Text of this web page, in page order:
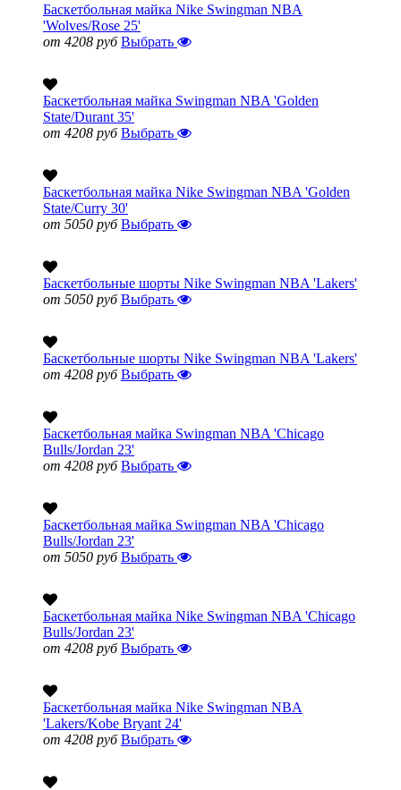
Баскетбольная майка Nike Swingman NBA
'Wolves/Rose 25'
от 4208 руб Выбрать
Баскетбольная майка Swingman NBA 'Golden
State/Durant 35'
от 4208 руб Выбрать
Баскетбольная майка Nike Swingman NBA 'Golden
State/Curry 30'
от 5050 руб Выбрать
Баскетбольные шорты Nike Swingman NBA 'Lakers'
от 5050 руб Выбрать
Баскетбольные шорты Nike Swingman NBA 'Lakers'
от 4208 руб Выбрать
Баскетбольная майка Swingman NBA 'Chicago
Bulls/Jordan 23'
от 4208 руб Выбрать
Баскетбольная майка Swingman NBA 'Chicago
Bulls/Jordan 23'
от 5050 руб Выбрать
Баскетбольная майка Nike Swingman NBA 'Chicago
Bulls/Jordan 23'
от 4208 руб Выбрать
Баскетбольная майка Nike Swingman NBA
'Lakers/Kobe Bryant 24'
от 4208 руб Выбрать